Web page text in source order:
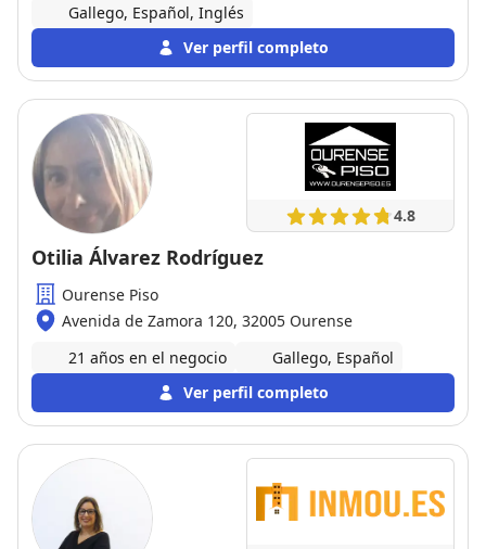
Gallego, Español, Inglés
Ver perfil completo
4.8
Otilia Álvarez Rodríguez
Ourense Piso
Avenida de Zamora 120, 32005 Ourense
21 años en el negocio
Gallego, Español
Ver perfil completo